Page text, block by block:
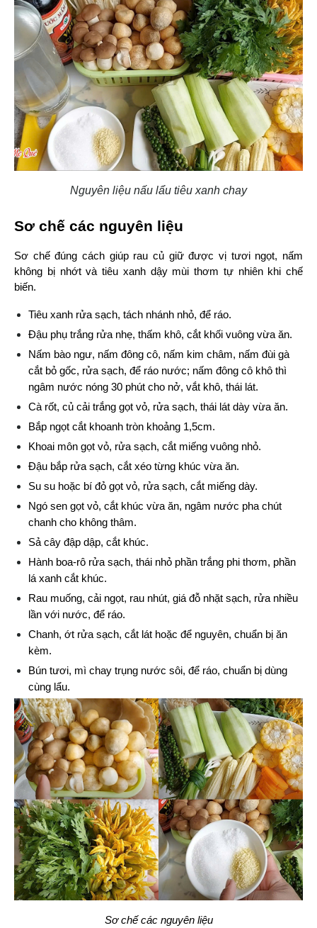
Nguyên liệu nấu lẩu tiêu xanh chay
Sơ chế các nguyên liệu
Sơ chế đúng cách giúp rau củ giữ được vị tươi ngọt, nấm
không bị nhớt và tiêu xanh dậy mùi thơm tự nhiên khi chế
biến.
Tiêu xanh rửa sạch, tách nhánh nhỏ, để ráo.
Đậu phụ trắng rửa nhẹ, thấm khô, cắt khối vuông vừa ăn.
Nấm bào ngư, nấm đông cô, nấm kim châm, nấm đùi gà
cắt bỏ gốc, rửa sạch, để ráo nước; nấm đông cô khô thì
ngâm nước nóng 30 phút cho nở, vắt khô, thái lát.
Cà rốt, củ cải trắng gọt vỏ, rửa sạch, thái lát dày vừa ăn.
Bắp ngọt cắt khoanh tròn khoảng 1,5cm.
Khoai môn gọt vỏ, rửa sạch, cắt miếng vuông nhỏ.
Đậu bắp rửa sạch, cắt xéo từng khúc vừa ăn.
Su su hoặc bí đỏ gọt vỏ, rửa sạch, cắt miếng dày.
Ngó sen gọt vỏ, cắt khúc vừa ăn, ngâm nước pha chút
chanh cho không thâm.
Sả cây đập dập, cắt khúc.
Hành boa-rô rửa sạch, thái nhỏ phần trắng phi thơm, phần
lá xanh cắt khúc.
Rau muống, cải ngọt, rau nhút, giá đỗ nhặt sạch, rửa nhiều
lần với nước, để ráo.
Chanh, ớt rửa sạch, cắt lát hoặc để nguyên, chuẩn bị ăn
kèm.
Bún tươi, mì chay trụng nước sôi, để ráo, chuẩn bị dùng
cùng lẩu.
Sơ chế các nguyên liệu